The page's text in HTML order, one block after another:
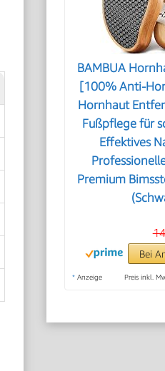
BAMBUA
[100% Anti-
Hornhaut
Fußpflege für
Effektives
Premium
Bei
* Anzeige Preis inkl.